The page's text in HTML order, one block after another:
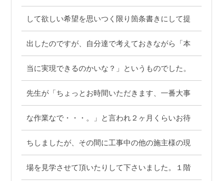
して欲しい希望を思いつく限り箇条書きにして提
出したのですが、自分達で考えておきながら「本
当に実現できるのかいな？」というものでした。
先生が「ちょっとお時間いただきます、一番大事
な作業なで・・・。」と言われ２ヶ月くらいお待
ちしましたが、その間に工事中の他の施主様の現
場を見学させて頂いたりして下さいました。１階